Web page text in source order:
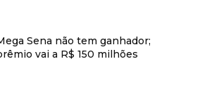
Sena não tem ganhador;
vai a R$ 150 milhões